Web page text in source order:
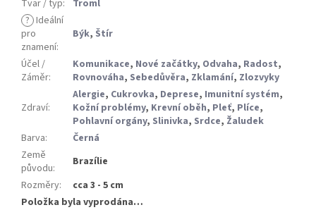
Tvar / typ:
Troml
? Ideální
pro
znamení:
Býk, Štír
Účel /
Záměr:
Komunikace, Nové začátky, Odvaha, Radost,
Rovnováha, Sebedůvěra, Zklamání, Zlozvyky
Zdraví:
Alergie, Cukrovka, Deprese, Imunitní systém,
Kožní problémy, Krevní oběh, Pleť, Plíce,
Pohlavní orgány, Slinivka, Srdce, Žaludek
Barva:
Černá
Země
původu:
Brazílie
Rozměry:
cca 3 - 5 cm
Položka byla vyprodána…